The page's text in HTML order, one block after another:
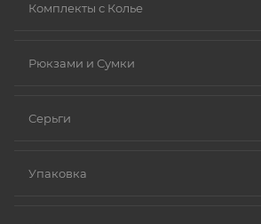
Комплекты с Колье
Рюкзами и Сумки
Серьги
Упаковка